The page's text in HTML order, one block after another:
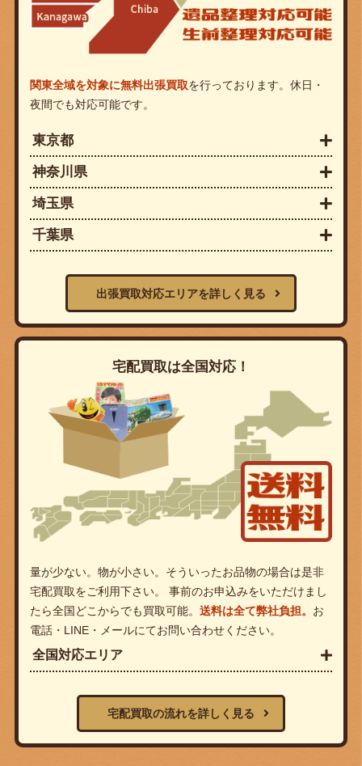
関東全域を対象に無料出張買取を行っております。休日・
夜間でも対応可能です。
東京都
神奈川県
埼玉県
千葉県
出張買取対応エリアを詳しく見る
宅配買取は全国対応！
量が少ない。物が小さい。そういったお品物の場合は是非
宅配買取をご利用下さい。 事前のお申込みをいただけまし
たら全国どこからでも買取可能。 送料は全て弊社負担。 お
電話・LINE・メールにてお問い合わせください。
全国対応エリア
宅配買取の流れを詳しく見る